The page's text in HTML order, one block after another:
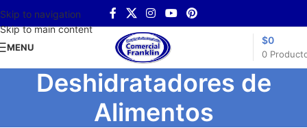
Skip to navigation
Skip to main content
MENU
0
$0
Deshidratadores de
Alimentos